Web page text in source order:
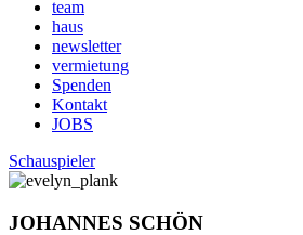
team
haus
newsletter
vermietung
Spenden
Kontakt
JOBS
Schauspieler
JOHANNES SCHÖN